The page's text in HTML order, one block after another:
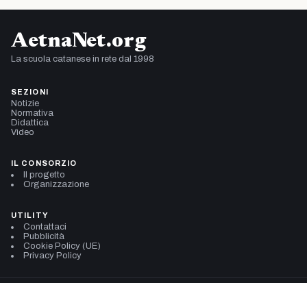
AetnaNet.org
La scuola catanese in rete dal 1998
SEZIONI
Notizie
Normativa
Didattica
Video
IL CONSORZIO
Il progetto
Organizzazione
UTILITY
Contattaci
Pubblicità
Cookie Policy (UE)
Privacy Policy